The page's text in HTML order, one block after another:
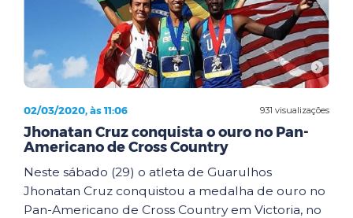
931 visualizações
02/03/2020, às 11:06
Jhonatan Cruz conquista o ouro no Pan-
Americano de Cross Country
Neste sábado (29) o atleta de Guarulhos
Jhonatan Cruz conquistou a medalha de ouro no
Pan-Americano de Cross Country em Victoria, no